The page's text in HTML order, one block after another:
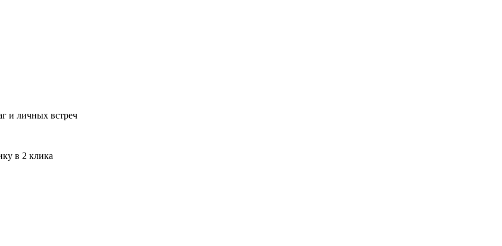
и личных встреч
в 2 клика